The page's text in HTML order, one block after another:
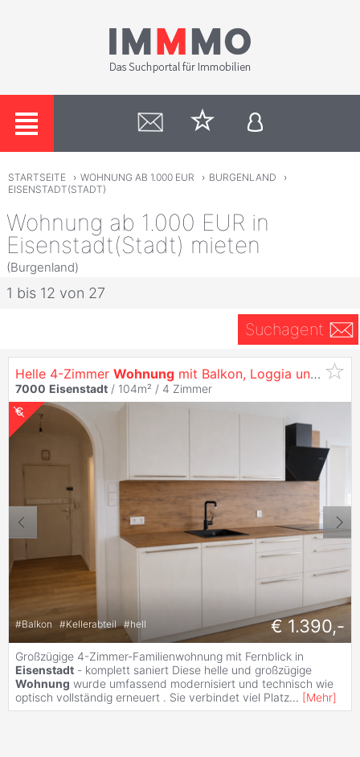
STARTSEITE › WOHNUNG AB 1.000 EUR › BURGENLAND
›
EISENSTADT(STADT)
Wohnung ab 1.000 EUR in
Eisenstadt(Stadt) mieten
(Burgenland)
1 bis 12 von 27
Suchagent
Helle 4-Zimmer Wohnung mit Balkon, Loggia und Fernblick - Komplett Saniert
7000 Eisenstadt / 104m² / 4 Zimmer
#Balkon #Kellerabteil #hell € 1.390,-
Großzügige 4-Zimmer-Familienwohnung mit Fernblick in
Eisenstadt - komplett saniert Diese helle und großzügige
Wohnung wurde umfassend modernisiert und technisch wie
optisch vollständig erneuert . Sie verbindet viel Platz... [Mehr]